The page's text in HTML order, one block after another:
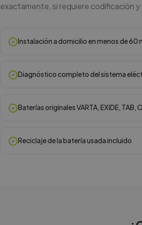
exactamente, si requiere codificación
Instalación a domicilio en menos de 60
Diagnóstico completo del sistema
Baterías originales VARTA, EXIDE, TAB,
Reciclaje de la batería usada incluido